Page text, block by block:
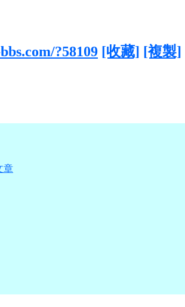
?58109 [收藏] [複製]
章